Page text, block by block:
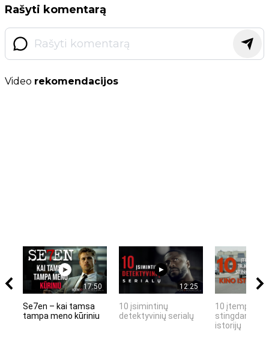
Rašyti komentarą
Video rekomendacijos
17:50
Se7en – kai tamsa
tampa meno kūriniu
12:25
10 įsimintinų
detektyvinių serialų
10 įtemptų,
stingdančių
istorijų